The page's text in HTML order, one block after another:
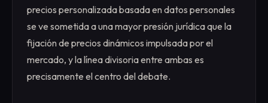
precios personalizada basada en datos personales
se ve sometida a una mayor presión jurídica que la
fijación de precios dinámicos impulsada por el
mercado, y la línea divisoria entre ambas es
precisamente el centro del debate.